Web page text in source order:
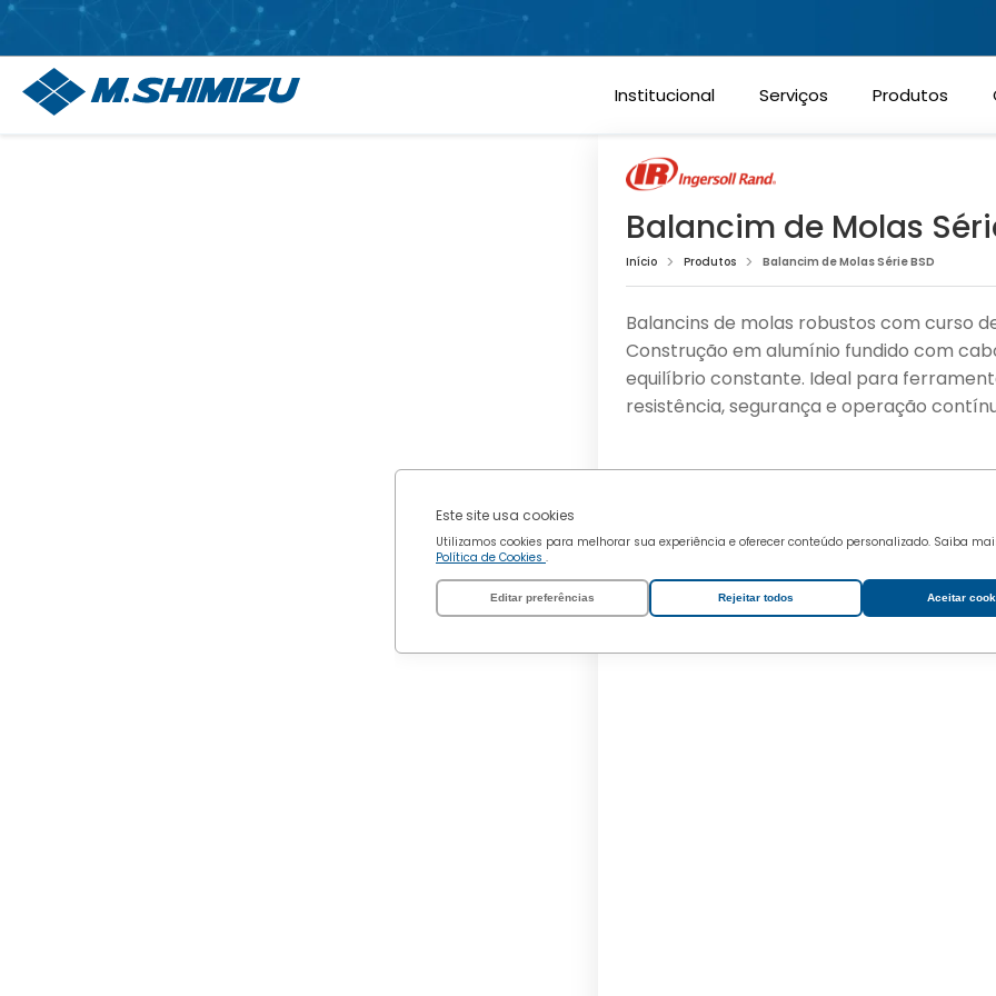
Este site usa cookies
Utilizamos cookies para melhorar sua experiência e oferecer conteúdo personalizado. Saiba
Política de Cookies .
Editar preferências Rejeitar todos Aceitar
Cookies de performance
Cookies funcionais
Cookies de marketing
Institucional Serviços Produtos
Balancim de Molas
Início Produtos Balancim de Molas Série BSD
Balancins de molas robustos com curso
Construção em alumínio fundido com
equilíbrio constante. Ideal para
resistência, segurança e operação